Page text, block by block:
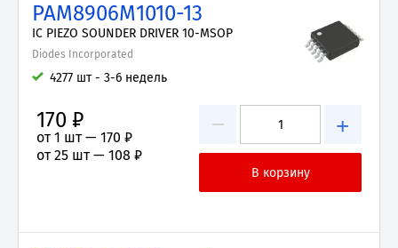
PAM8906M1010-13
IC PIEZO SOUNDER DRIVER 10-MSOP
Diodes Incorporated
4277 шт - 3-6 недель
− +
170 ₽
от 1 шт — 170 ₽
от 25 шт — 108 ₽